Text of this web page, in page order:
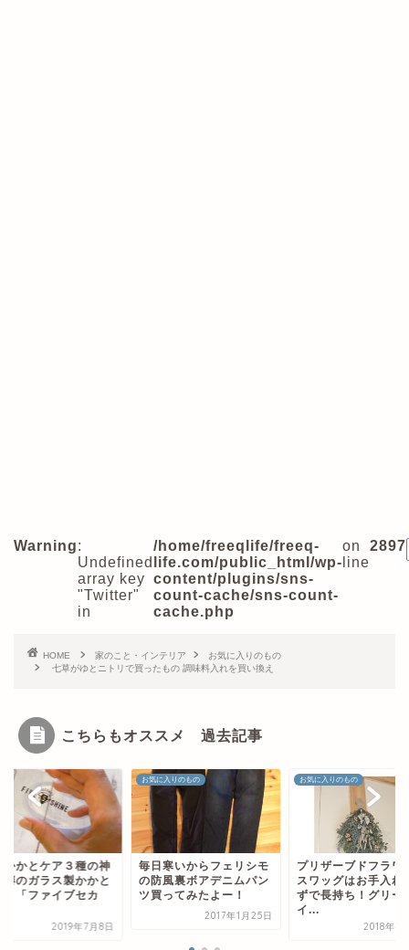
Warning:
Undefined
array key
"Twitter"
in
/home/freeqlife/freeq-
life.com/public_html/wp-
content/plugins/sns-
count-cache/sns-count-
cache.php
on
line
2897
HOME 家のこと・インテリア
お気に入りのもの
七草がゆとニトリで買ったもの 調味料入れを買い換え
こちらもオススメ 過去記事
気に入りのもの
日寒いからフェリシモ
防風裏ボアデニムパン
買ってみたよー！
お気に入りのもの
プリザーブドフラワーの
スワッグはお手入れ要ら
ずで長持ち！グリーン
楽天
夏のかかとケア３
器 噂のガラス製
ヤスリ「ファイブ
ン...
2019